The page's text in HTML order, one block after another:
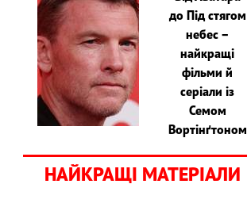
до Під стягом
небес –
найкращі
фільми й
серіали із
Семом
Вортінґтоном
НАЙКРАЩІ МАТЕРІАЛИ